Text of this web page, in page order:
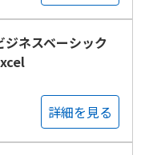
ジネスベーシック
詳細を見る